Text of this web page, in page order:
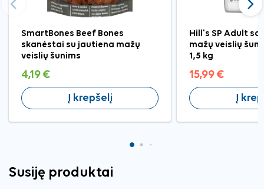
SmartBones Beef Bones
skanėstai su jautiena mažų
veislių šunims
4,19 €
Į krepšelį
Hill's SP Adult
mažų veislių
1,5 kg
15,99 €
Į
Ankstesnis
Susiję produktai